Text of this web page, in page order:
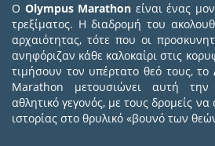
Ο Olympus Marathon είναι ένας
τρεξίματος. Η διαδρομή του
αρχαιότητας, τότε που οι
ανηφόριζαν κάθε καλοκαίρι στις
τιμήσουν τον υπέρτατο θεό τους,
Marathon μετουσιώνει αυτή
αθλητικό γεγονός, με τους δρομείς
ιστορίας στο θρυλικό «βουνό των